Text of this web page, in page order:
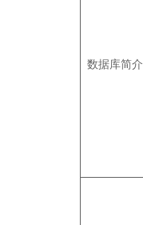
数据库简介